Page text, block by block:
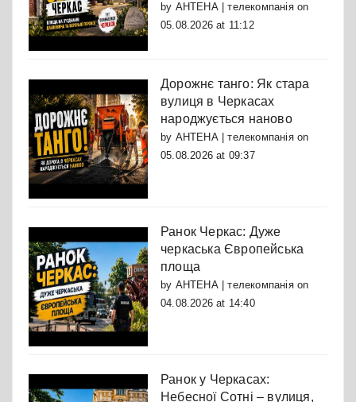
by АНТЕНА | телекомпаніяon
05.08.2026 at 11:12
Дорожнє танго: Як стара
вулиця в Черкасах
народжується наново
by АНТЕНА | телекомпаніяon
05.08.2026 at 09:37
Ранок Черкас: Дуже
черкаська Європейська
площа
by АНТЕНА | телекомпаніяon
04.08.2026 at 14:40
Ранок у Черкасах:
Небесної Сотні – вулиця,